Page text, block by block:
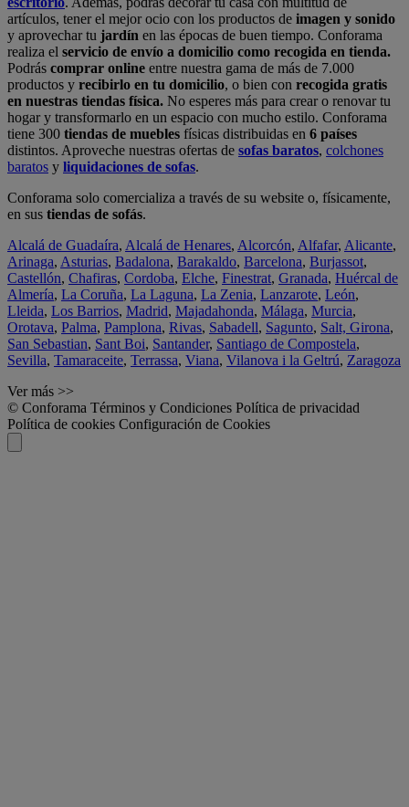
artículos, tener el mejor ocio con los productos de imagen y sonido
y aprovechar tu jardín en las épocas de buen tiempo. Conforama
realiza el servicio de envío a domicilio como recogida en tienda.
Podrás comprar online entre nuestra gama de más de 7.000
productos y recibirlo en tu domicilio, o bien con recogida gratis
en nuestras tiendas física. No esperes más para crear o renovar tu
hogar y transformarlo en un espacio con mucho estilo. Conforama
tiene 300 tiendas de muebles físicas distribuidas en 6 países
distintos. Aproveche nuestras ofertas de sofas baratos, colchones
baratos y liquidaciones de sofas.
Conforama solo comercializa a través de su website o, físicamente,
en sus tiendas de sofás.
Alcalá de Guadaíra, Alcalá de Henares, Alcorcón, Alfafar, Alicante,
Arinaga, Asturias, Badalona, Barakaldo, Barcelona, Burjassot,
Castellón, Chafiras, Cordoba, Elche, Finestrat, Granada, Huércal de
Almería, La Coruña, La Laguna, La Zenia, Lanzarote, León,
Lleida, Los Barrios, Madrid, Majadahonda, Málaga, Murcia,
Orotava, Palma, Pamplona, Rivas, Sabadell, Sagunto, Salt, Girona,
San Sebastian, Sant Boi, Santander, Santiago de Compostela,
Sevilla, Tamaraceite, Terrassa, Viana, Vilanova i la Geltrú, Zaragoza
Ver más >>
© Conforama Términos y Condiciones Política de privacidad
Política de cookies Configuración de Cookies